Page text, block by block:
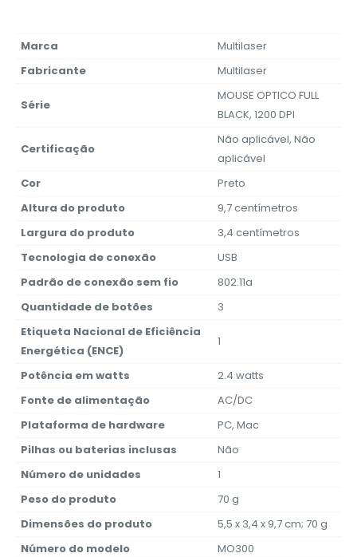
Marca
‎Multilaser
Fabricante
‎Multilaser
Série
‎MOUSE OPTICO FULL
BLACK, 1200 DPI
Certificação
‎Não aplicável, Não
aplicável
Cor
‎Preto
Altura do produto
‎9,7 centímetros
Largura do produto
‎3,4 centímetros
Tecnologia de conexão
‎USB
Padrão de conexão sem fio
‎802.11a
Quantidade de botões
‎3
Etiqueta Nacional de Eficiência
Energética (ENCE)
‎1
Potência em watts
‎2.4 watts
Fonte de alimentação
‎AC/DC
Plataforma de hardware
‎PC, Mac
Pilhas ou baterias inclusas
‎Não
Número de unidades
‎1
Peso do produto
‎70 g
Dimensões do produto
‎5,5 x 3,4 x 9,7 cm; 70 g
Número do modelo
‎MO300